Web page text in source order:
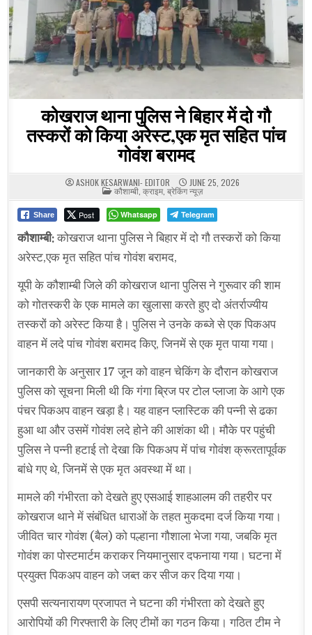
कोखराज थाना पुलिस ने बिहार में दो गौ
तस्करों को किया अरेस्ट,एक मृत सहित पांच
गोवंश बरामद
ASHOK KESARWANI- EDITOR JUNE 25, 2026
POSTED
IN
कौशाम्बी क्राइम, ब्रेकिंग न्यूज़
Share Post Whatsapp Telegram
कौशाम्बी:कोखराज थाना पुलिस ने बिहार में दो गौ तस्करों को किया
अरेस्ट,एक मृत सहित पांच गोवंश बरामद,
यूपी के कौशाम्बी जिले की कोखराज थाना पुलिस ने गुरूवार की शाम
को गोतस्करी के एक मामले का खुलासा करते हुए दो अंतर्राज्यीय
तस्करों को अरेस्ट किया है। पुलिस ने उनके कब्जे से एक पिकअप
वाहन में लदे पांच गोवंश बरामद किए, जिनमें से एक मृत पाया गया।
जानकारी के अनुसार 17 जून को वाहन चेकिंग के दौरान कोखराज
पुलिस को सूचना मिली थी कि गंगा ब्रिज पर टोल प्लाजा के आगे एक
पंचर पिकअप वाहन खड़ा है। यह वाहन प्लास्टिक की पन्नी से ढका
हुआ था और उसमें गोवंश लदे होने की आशंका थी। मौके पर पहुंची
पुलिस ने पन्नी हटाई तो देखा कि पिकअप में पांच गोवंश क्रूरतापूर्वक
बांधे गए थे, जिनमें से एक मृत अवस्था में था।
मामले की गंभीरता को देखते हुए एसआई शाहआलम की तहरीर पर
कोखराज थाने में संबंधित धाराओं के तहत मुकदमा दर्ज किया गया।
जीवित चार गोवंश (बैल) को पल्हाना गौशाला भेजा गया, जबकि मृत
गोवंश का पोस्टमार्टम कराकर नियमानुसार दफनाया गया। घटना में
प्रयुक्त पिकअप वाहन को जब्त कर सीज कर दिया गया।
एसपी सत्यनारायण प्रजापत ने घटना की गंभीरता को देखते हुए
आरोपियों की गिरफ्तारी के लिए टीमों का गठन किया। गठित टीम ने